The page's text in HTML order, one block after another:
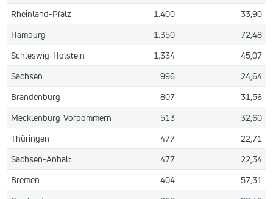
Rheinland-Pfalz
1.400
33,90
Hamburg
1.350
72,48
Schleswig-Holstein
1.334
45,07
Sachsen
996
24,64
Brandenburg
807
31,56
Mecklenburg-Vorpommern
513
32,60
Thüringen
477
22,71
Sachsen-Anhalt
477
22,34
Bremen
404
57,31